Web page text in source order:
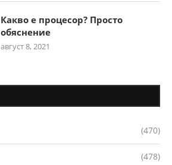
Какво е процесор? Просто
обяснение
август 8, 2021
(470)
(478)